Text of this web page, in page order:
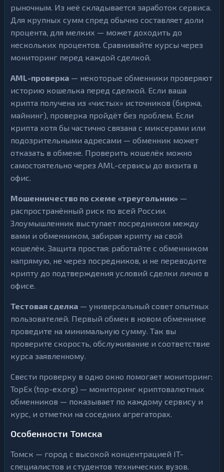
рыночным. Из неё складывается заработок сервиса.
Для крупных сумм спред обычно составляет доли
процента, для мелких — может доходить до
нескольких процентов. Сравнивайте курсы через
мониторинг перед каждой сделкой.
AML-проверка — некоторые обменники проверяют
историю кошелька перед сделкой. Если ваша
крипта получена из «чистых» источников (биржа,
майнинг), проверка пройдёт без проблем. Если
крипта хотя бы частично связана с миксерами или
подозрительными адресами — обменник может
отказать в обмене. Проверить кошелёк можно
самостоятельно через AML-сервисы до визита в
офис.
Мошенничество по схеме «треугольник» —
распространённый риск по всей России.
Злоумышленник выступает посредником между
вами и обменником, забирая крипту на свой
кошелёк. Защита простая: работайте с обменником
напрямую, не через посредников, и не переводите
крипту до подтверждения условий сделки лично в
офисе.
Тестовая сделка — универсальный совет опытных
пользователей. Первый обмен в новом обменнике
проведите на минимальную сумму. Так вы
проверите скорость, обслуживание и соответствие
курса заявленному.
Свести проверку в одно окно помогает мониторинг:
TopEx (top-ex.org) — мониторинг криптовалютных
обменников — показывает по каждому сервису и
курс, и отметки на соседних агрегаторах.
Особенности Томска
Томск — город с высокой концентрацией IT-
специалистов и студентов технических вузов.